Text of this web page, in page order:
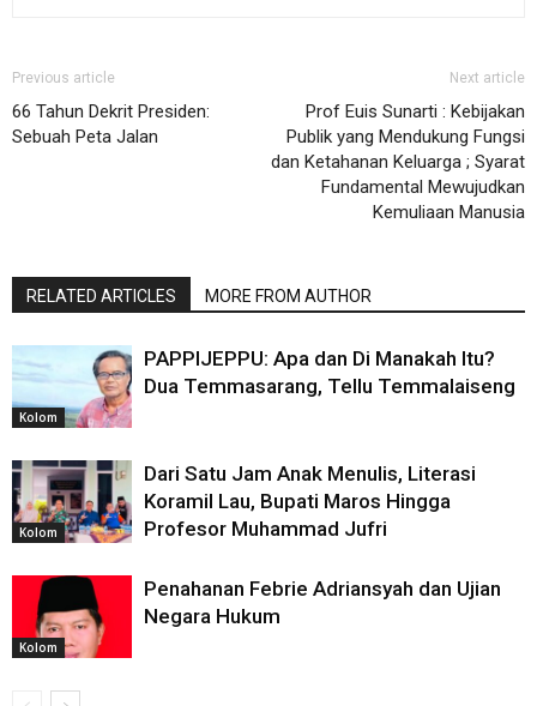
Previous article
66 Tahun Dekrit Presiden:
Sebuah Peta Jalan
Next article
Prof Euis Sunarti : Kebijakan
Publik yang Mendukung Fungsi
dan Ketahanan Keluarga ; Syarat
Fundamental Mewujudkan
Kemuliaan Manusia
RELATED ARTICLES MORE FROM AUTHOR
Kolom
PAPPIJEPPU: Apa dan Di Manakah Itu?
Dua Temmasarang, Tellu Temmalaiseng
Kolom
Dari Satu Jam Anak Menulis, Literasi
Koramil Lau, Bupati Maros Hingga
Profesor Muhammad Jufri
Kolom
Penahanan Febrie Adriansyah dan Ujian
Negara Hukum